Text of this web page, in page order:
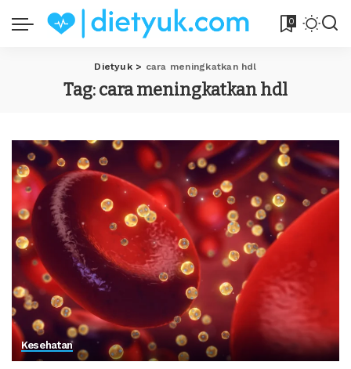
0
Dietyuk> cara meningkatkan hdl
Tag:cara meningkatkan hdl
Kesehatan